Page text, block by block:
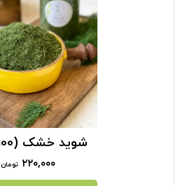
شوید خشک (100 گرم)
۲۲۰,۰۰۰ تومان